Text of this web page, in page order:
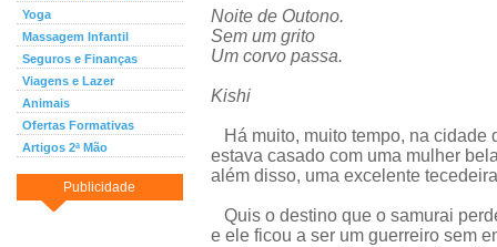
Yoga
Massagem Infantil
Seguros e Finanças
Viagens e Lazer
Animais
Ofertas Formativas
Artigos 2ª Mão
Publicidade
Noite de Outono.
Sem um grito
Um corvo passa.
Kishi
Há muito, muito tempo, na cidade
estava casado com uma mulher
além disso, uma excelente
Quis o destino que o samurai
e ele ficou a ser um guerreiro sem